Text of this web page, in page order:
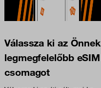
Válassza ki az Önnek
legmegfelelőbb eSIM
csomagot